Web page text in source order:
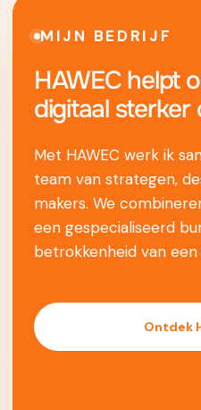
MIJN BEDRIJF
HAWEC helpt
digitaal sterker
Met HAWEC werk ik
team van strategen,
makers. We
een gespecialiseerd
betrokkenheid van
Ontdek